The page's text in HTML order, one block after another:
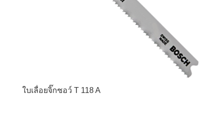
ใบเลื่อยจิ๊กซอว์ T 118 A